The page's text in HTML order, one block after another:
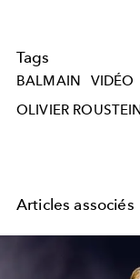
Tags
BALMAIN VIDÉO
OLIVIER
Articles associés